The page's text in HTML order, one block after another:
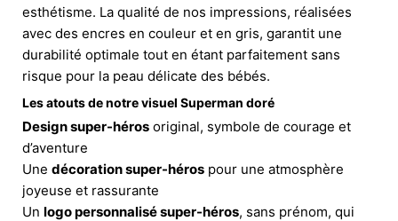
esthétisme. La qualité de nos impressions, réalisées
avec des encres en couleur et en gris, garantit une
durabilité optimale tout en étant parfaitement sans
risque pour la peau délicate des bébés.
Les atouts de notre visuel Superman doré
Design super-héros original, symbole de courage et
d’aventure
Une décoration super-héros pour une atmosphère
joyeuse et rassurante
Un logo personnalisé super-héros, sans prénom, qui